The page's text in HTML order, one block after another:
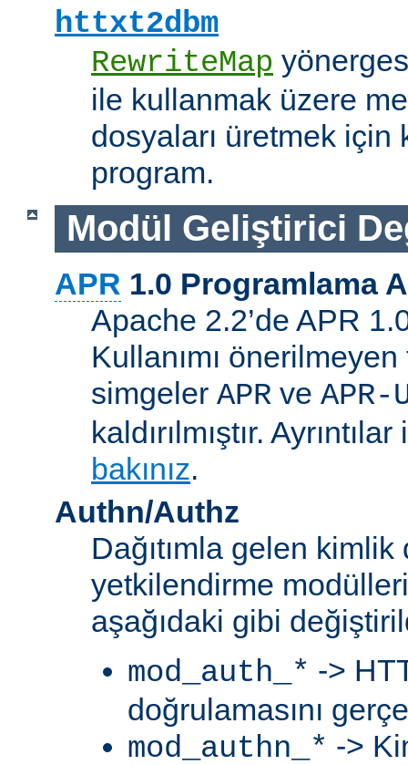
httxt2dbm
RewriteMap
ile kullanmak üzere
dosyaları üretmek için
program.
Modül Geliştirici
APR 1.0 Programlama
Apache 2.2’de APR
Kullanımı
simgeler APR ve
kaldırılmıştır.
bakınız.
Authn/Authz
Dağıtımla gelen
yetkilendirme
aşağıdaki gibi
mod_auth_* ->
doğrulamasını
mod_authn_* ->